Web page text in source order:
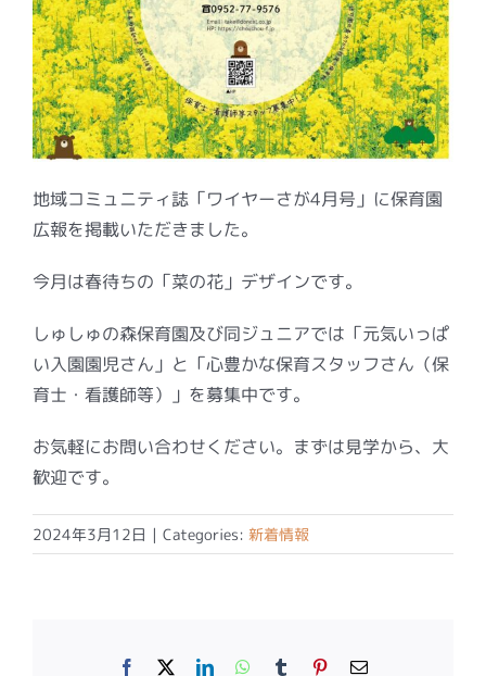
地域コミュニティ誌「ワイヤーさが4月号」に保育園
広報を掲載いただきました。
今月は春待ちの「菜の花」デザインです。
しゅしゅの森保育園及び同ジュニアでは「元気いっぱ
い入園園児さん」と「心豊かな保育スタッフさん（保
育士・看護師等）」を募集中です。
お気軽にお問い合わせください。まずは見学から、大
歓迎です。
2024年3月12日 | Categories: 新着情報
Facebook LinkedInWhatsApp
Tumblr Pinterest
電